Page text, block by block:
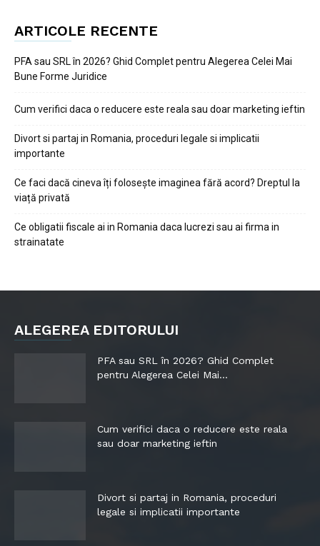
ARTICOLE RECENTE
PFA sau SRL în 2026? Ghid Complet pentru Alegerea Celei Mai
Bune Forme Juridice
Cum verifici daca o reducere este reala sau doar marketing ieftin
Divort si partaj in Romania, proceduri legale si implicatii
importante
Ce faci dacă cineva îți folosește imaginea fără acord? Dreptul la
viață privată
Ce obligatii fiscale ai in Romania daca lucrezi sau ai firma in
strainatate
ALEGEREA EDITORULUI
PFA sau SRL în 2026? Ghid Complet
pentru Alegerea Celei Mai...
Cum verifici daca o reducere este reala
sau doar marketing ieftin
Divort si partaj in Romania, proceduri
legale si implicatii importante